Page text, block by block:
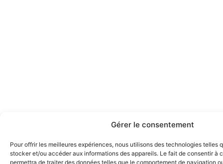
Gérer le consentement
Pour offrir les meilleures expériences, nous utilisons des technologies telles
stocker et/ou accéder aux informations des appareils. Le fait de consentir à
permettra de traiter des données telles que le comportement de navigation